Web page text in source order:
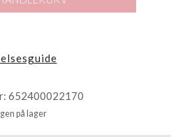
652400022170
på lager